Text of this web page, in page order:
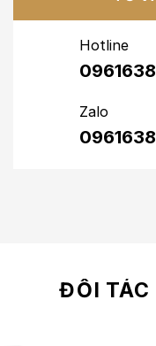
Hotline
Zalo
ĐỐI TÁC